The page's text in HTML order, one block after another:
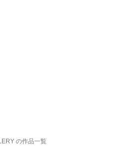
の作品一覧